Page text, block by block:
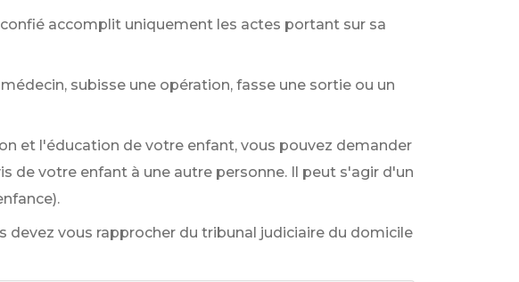
accomplit uniquement les actes portant sur sa
subisse une opération, fasse une sortie ou un
et l'éducation de votre enfant, vous pouvez demander
de votre enfant à une autre personne. Il peut s'agir d'un
devez vous rapprocher du tribunal judiciaire du domicile